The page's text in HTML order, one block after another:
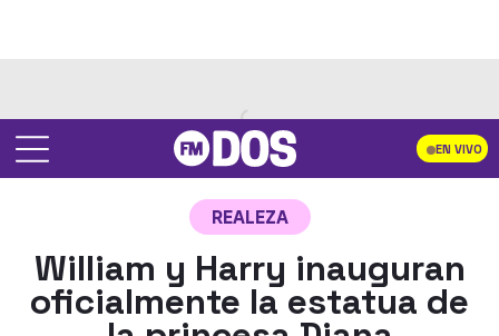
EN VIVO
REALEZA
William y Harry inauguran
oficialmente la estatua de